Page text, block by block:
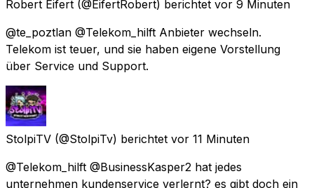
Robert Eifert (@EifertRobert) berichtet vor 9 Minuten
@te_poztlan @Telekom_hilft Anbieter wechseln.
Telekom ist teuer, und sie haben eigene Vorstellung
über Service und Support.
StolpiTV (@StolpiTv) berichtet vor 11 Minuten
@Telekom_hilft @BusinessKasper2 hat jedes
unternehmen kundenservice verlernt? es gibt doch ein